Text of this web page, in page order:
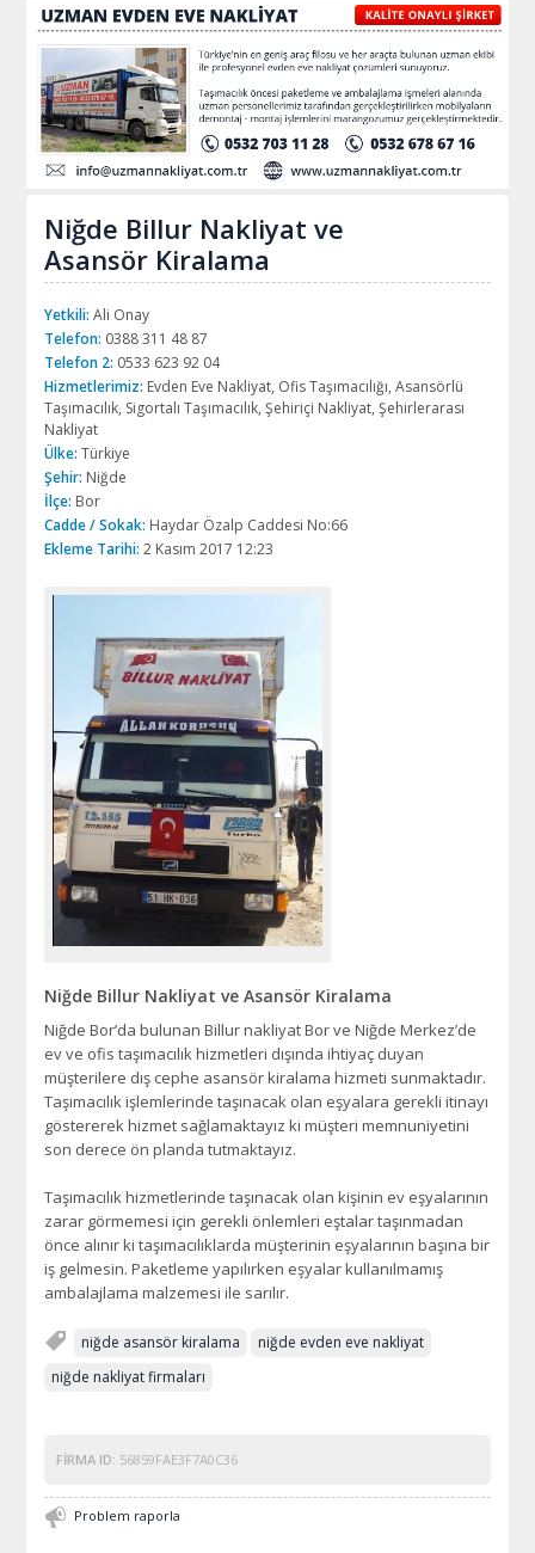
Niğde Billur Nakliyat ve
Asansör Kiralama
Yetkili: Ali Onay
Telefon: 0388 311 48 87
Telefon 2: 0533 623 92 04
Hizmetlerimiz: Evden Eve Nakliyat, Ofis Taşımacılığı, Asansörlü
Taşımacılık, Sigortalı Taşımacılık, Şehiriçi Nakliyat, Şehirlerarası
Nakliyat
Ülke: Türkiye
Şehir: Niğde
İlçe: Bor
Cadde / Sokak: Haydar Özalp Caddesi No:66
Ekleme Tarihi: 2 Kasım 2017 12:23
Niğde Billur Nakliyat ve Asansör Kiralama
Niğde Bor’da bulunan Billur nakliyat Bor ve Niğde Merkez’de
ev ve ofis taşımacılık hizmetleri dışında ihtiyaç duyan
müşterilere dış cephe asansör kiralama hizmeti sunmaktadır.
Taşımacılık işlemlerinde taşınacak olan eşyalara gerekli itinayı
göstererek hizmet sağlamaktayız ki müşteri memnuniyetini
son derece ön planda tutmaktayız.
Taşımacılık hizmetlerinde taşınacak olan kişinin ev eşyalarının
zarar görmemesi için gerekli önlemleri eştalar taşınmadan
önce alınır ki taşımacılıklarda müşterinin eşyalarının başına bir
iş gelmesin. Paketleme yapılırken eşyalar kullanılmamış
ambalajlama malzemesi ile sarılır.
niğde asansör kiralama
niğde evden eve nakliyat
niğde nakliyat firmaları
FIRMA ID: 56859FAE3F7A0C36
Problem raporla